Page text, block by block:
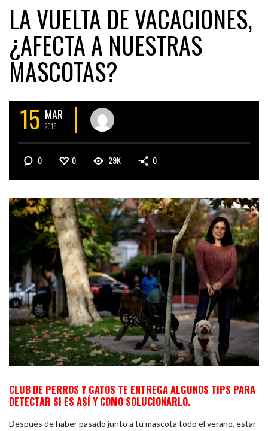
LA VUELTA DE VACACIONES,
¿AFECTA A NUESTRAS
MASCOTAS?
15 MAR
2018
0 0 29K 0
CLUB DE PERROS Y GATOS TE ENTREGA ALGUNOS TIPS PARA
DETECTAR SI ES ASÍ Y COMO SOLUCIONARLO.
Después de haber pasado junto a tu mascota todo el verano, estar